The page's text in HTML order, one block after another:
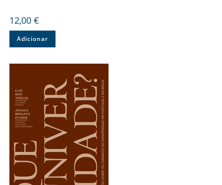
12,00 €
Adicionar